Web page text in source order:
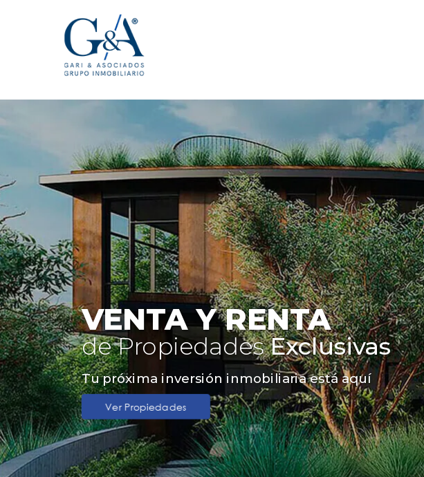
VENTA Y RENTA
de PropiedadesExclusivas
Tu próxima inversión inmobiliaria está aquí
Ver Propiedades